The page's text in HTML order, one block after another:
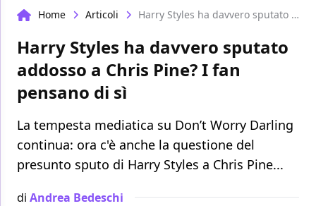
Home Articoli Harry Styles ha davvero sputato addosso a Chris Pine? I fan pensano di sì
Harry Styles ha davvero sputato
addosso a Chris Pine? I fan
pensano di sì
La tempesta mediatica su Don’t Worry Darling
continua: ora c'è anche la questione del
presunto sputo di Harry Styles a Chris Pine...
di Andrea Bedeschi